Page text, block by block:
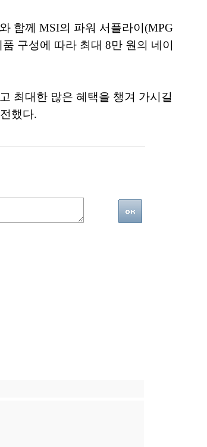
함께 MSI의 파워 서플라이(MPG
구성에 따라 최대 8만 원의 네이
최대한 많은 혜택을 챙겨 가시길
했다.